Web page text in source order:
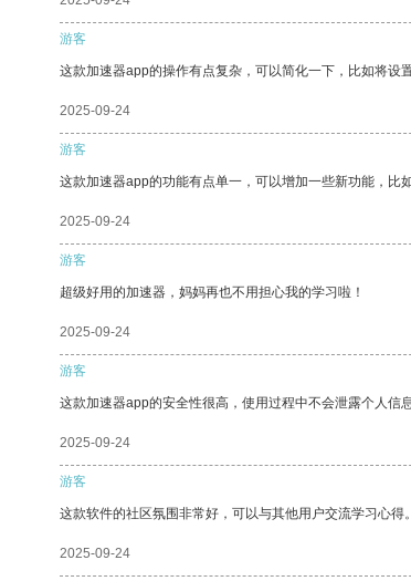
游客
这款加速器app的操作有点复杂，可以简化一下，比如将设
2025-09-24
游客
这款加速器app的功能有点单一，可以增加一些新功能，比
2025-09-24
游客
超级好用的加速器，妈妈再也不用担心我的学习啦！
2025-09-24
游客
这款加速器app的安全性很高，使用过程中不会泄露个人信
2025-09-24
游客
这款软件的社区氛围非常好，可以与其他用户交流学习心得。
2025-09-24